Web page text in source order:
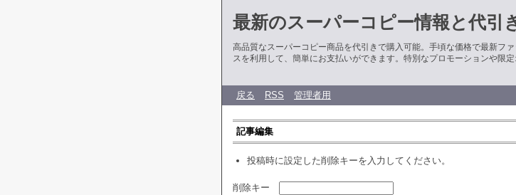
最新のスーパーコピー情報と代引
高品質なスーパーコピー商品を代引きで購入可能。手頃な価格で最新フ
スを利用して、簡単にお支払いができます。特別なプロモーションや限定
戻る RSS 管理者用
記事編集
投稿時に設定した削除キーを入力してください。
削除キー